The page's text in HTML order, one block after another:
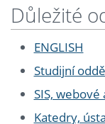
Důležité
ENGLISH
Studijní
SIS,
Katedry,